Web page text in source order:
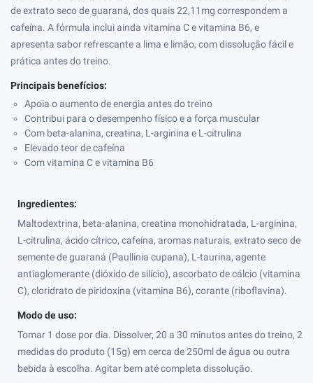
de extrato seco de guaraná, dos quais 22,11mg correspondem a
cafeína. A fórmula inclui ainda vitamina C e vitamina B6, e
apresenta sabor refrescante a lima e limão, com dissolução fácil e
prática antes do treino.
Principais benefícios:
Apoia o aumento de energia antes do treino
Contribui para o desempenho físico e a força muscular
Com beta-alanina, creatina, L-arginina e L-citrulina
Elevado teor de cafeína
Com vitamina C e vitamina B6
Ingredientes:
Maltodextrina, beta-alanina, creatina monohidratada, L-arginina,
L-citrulina, ácido cítrico, cafeína, aromas naturais, extrato seco de
semente de guaraná (Paullinia cupana), L-taurina, agente
antiaglomerante (dióxido de silício), ascorbato de cálcio (vitamina
C), cloridrato de piridoxina (vitamina B6), corante (riboflavina).
Modo de uso:
Tomar 1 dose por dia. Dissolver, 20 a 30 minutos antes do treino, 2
medidas do produto (15g) em cerca de 250ml de água ou outra
bebida à escolha. Agitar bem até completa dissolução.